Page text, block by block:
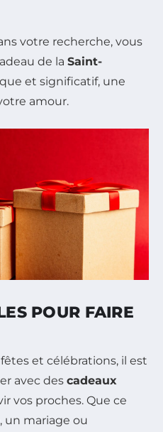
votre recherche, vous
de la Saint-
et significatif, une
amour.
POUR FAIRE
et célébrations, il est
avec des cadeaux
vos proches. Que ce
un mariage ou